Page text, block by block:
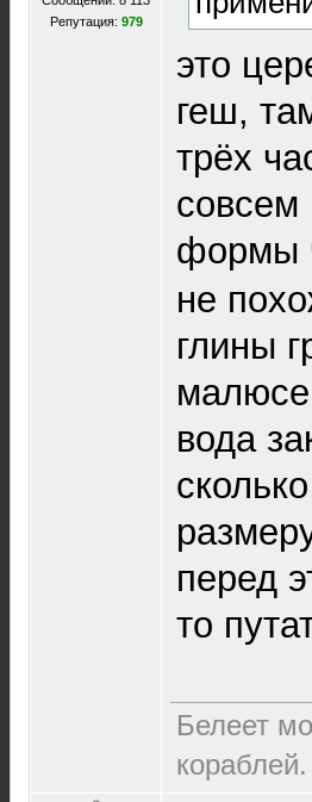
Репутация: 979
это
геш,
трёх
совсем
формы
не
глины
вода
перед
то
Белеет
кораблей.